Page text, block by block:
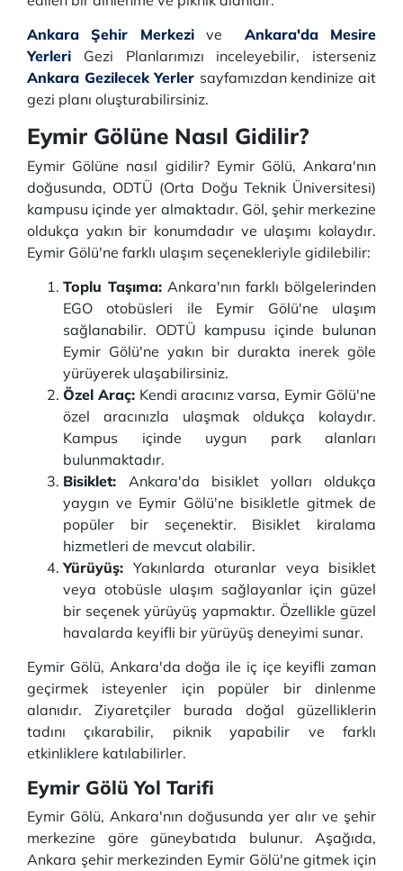
Ankara Şehir Merkezi
ve Ankara'da Mesire
Yerleri Gezi Planlarımızı inceleyebilir, isterseniz
Ankara Gezilecek Yerler sayfamızdan kendinize ait
gezi planı oluşturabilirsiniz.
Eymir Gölüne Nasıl Gidilir?
Eymir Gölüne nasıl gidilir? Eymir Gölü, Ankara'nın
doğusunda, ODTÜ (Orta Doğu Teknik Üniversitesi)
kampusu içinde yer almaktadır. Göl, şehir merkezine
oldukça yakın bir konumdadır ve ulaşımı kolaydır.
Eymir Gölü'ne farklı ulaşım seçenekleriyle gidilebilir:
Toplu Taşıma: Ankara'nın farklı bölgelerinden
EGO otobüsleri ile Eymir Gölü'ne ulaşım
sağlanabilir. ODTÜ kampusu içinde bulunan
Eymir Gölü'ne yakın bir durakta inerek göle
yürüyerek ulaşabilirsiniz.
Özel Araç: Kendi aracınız varsa, Eymir Gölü'ne
özel aracınızla ulaşmak oldukça kolaydır.
Kampus içinde uygun park alanları
bulunmaktadır.
Bisiklet: Ankara'da bisiklet yolları oldukça
yaygın ve Eymir Gölü'ne bisikletle gitmek de
popüler bir seçenektir. Bisiklet kiralama
hizmetleri de mevcut olabilir.
Yürüyüş: Yakınlarda oturanlar veya bisiklet
veya otobüsle ulaşım sağlayanlar için güzel
bir seçenek yürüyüş yapmaktır. Özellikle güzel
havalarda keyifli bir yürüyüş deneyimi sunar.
Eymir Gölü, Ankara'da doğa ile iç içe keyifli zaman
geçirmek isteyenler için popüler bir dinlenme
alanıdır. Ziyaretçiler burada doğal güzelliklerin
tadını çıkarabilir, piknik yapabilir ve farklı
etkinliklere katılabilirler.
Eymir Gölü Yol Tarifi
Eymir Gölü, Ankara'nın doğusunda yer alır ve şehir
merkezine göre güneybatıda bulunur. Aşağıda,
Ankara şehir merkezinden Eymir Gölü'ne gitmek için